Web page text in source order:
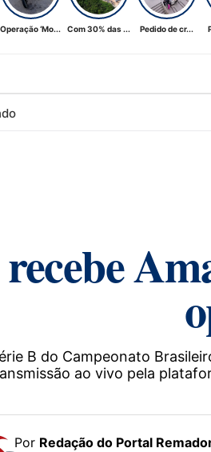
Operação ‘Mo... Com 30% das ... Pedido de cr...
B do Campeonato
ao vivo pela
Por Redação do Portal